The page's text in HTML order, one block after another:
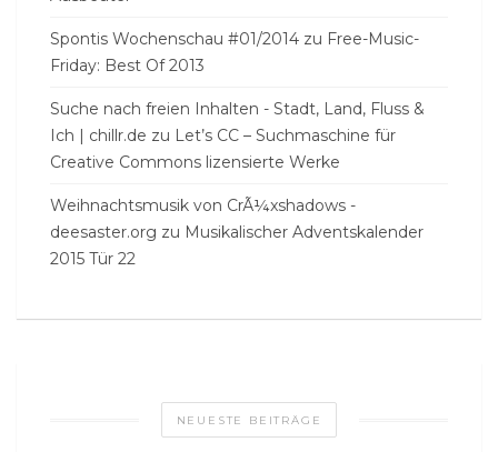
Spontis Wochenschau #01/2014 zu Free-Music-
Friday: Best Of 2013
Suche nach freien Inhalten - Stadt, Land, Fluss &
Ich | chillr.de zu Let’s CC – Suchmaschine für
Creative Commons lizensierte Werke
Weihnachtsmusik von CrÃ¼xshadows -
deesaster.org zu Musikalischer Adventskalender
2015 Tür 22
NEUESTE BEITRÄGE